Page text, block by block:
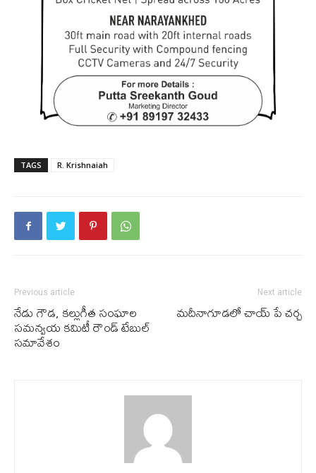
TAGS R. Krishnaiah
Previous article
నేడు గౌడ, కల్లుగీత సంఘాల
సమన్వయ కమిటీ రౌండ్ టేబుల్
స‌మావేశం
Next article
మ‌దీనాగూడ‌లో చాయ్ పే చ‌ర్చ‌